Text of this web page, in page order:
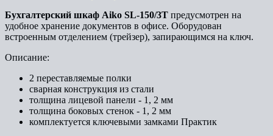
Бухгалтерский шкаф Aiko SL-150/3T предусмотрен на
удобное хранение документов в офисе. Оборудован
встроенным отделением (трейзер), запирающимся на ключ.
Описание:
2 переставляемые полки
сварная конструкция из стали
толщина лицевой панели - 1, 2 мм
толщина боковых стенок - 1, 2 мм
комплектуется ключевыми замками Практик